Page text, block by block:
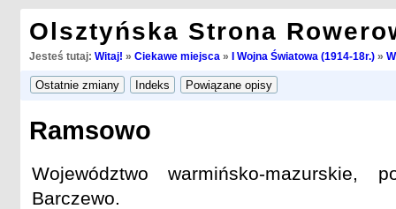
Olsztyńska Strona
Jesteś tutaj: Witaj! » Ciekawe miejsca » I Wojna Światowa (1914-18r.)»
Ramsowo
Województwo warmińsko-mazurskie,
Barczewo.